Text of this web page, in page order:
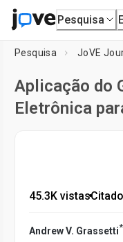
Pesquisa
Pesquisa JoVE
Aplicação do
Eletrônica
45.3K vistas•
Andrew V. Grassetti*